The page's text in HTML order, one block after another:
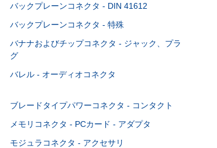
バックプレーンコネクタ - DIN 41612
バックプレーンコネクタ - 特殊
バナナおよびチップコネクタ - ジャック、プラ
グ
バレル - オーディオコネクタ
ブレードタイプパワーコネクタ - コンタクト
メモリコネクタ - PCカード - アダプタ
モジュラコネクタ - アクセサリ